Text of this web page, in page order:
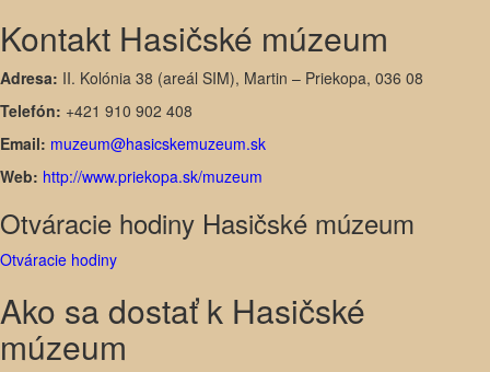
Kontakt Hasičské múzeum
Adresa: II. Kolónia 38 (areál SIM), Martin – Priekopa, 036 08
Telefón: +421 910 902 408
Email: muzeum@hasicskemuzeum.sk
Web: http://www.priekopa.sk/muzeum
Otváracie hodiny Hasičské múzeum
Otváracie hodiny
Ako sa dostať k Hasičské
múzeum